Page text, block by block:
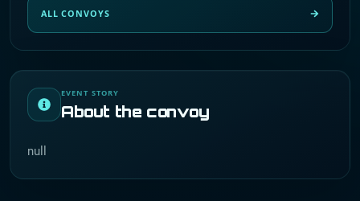
EVENT STORY
About the convoy
null
ALL CONVOYS